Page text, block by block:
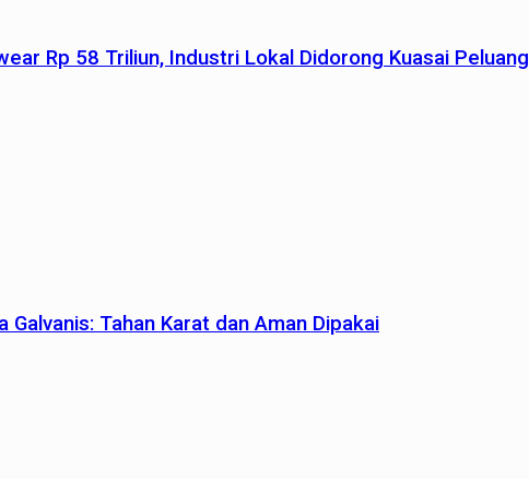
Rp 58 Triliun, Industri Lokal Didorong Kuasai Peluang
Tahan Karat dan Aman Dipakai